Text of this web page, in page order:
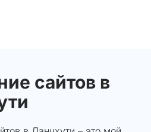
сайтов в